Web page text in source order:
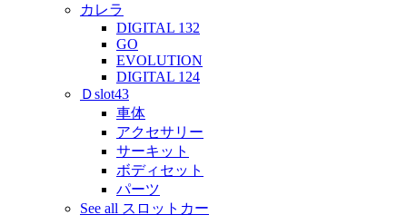
カレラ
DIGITAL 132
GO
EVOLUTION
DIGITAL 124
Ｄslot43
車体
アクセサリー
サーキット
ボディセット
パーツ
See all スロットカー